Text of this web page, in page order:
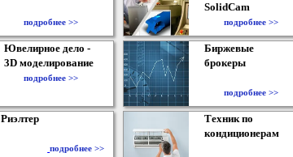
подробнее >>
SolidCam
подробнее >>
Ювелирное дело -
3D моделирование
подробнее >>
Биржевые
брокеры
подробнее >>
Риэлтер
подробнее >>
Техник по
кондиционерам